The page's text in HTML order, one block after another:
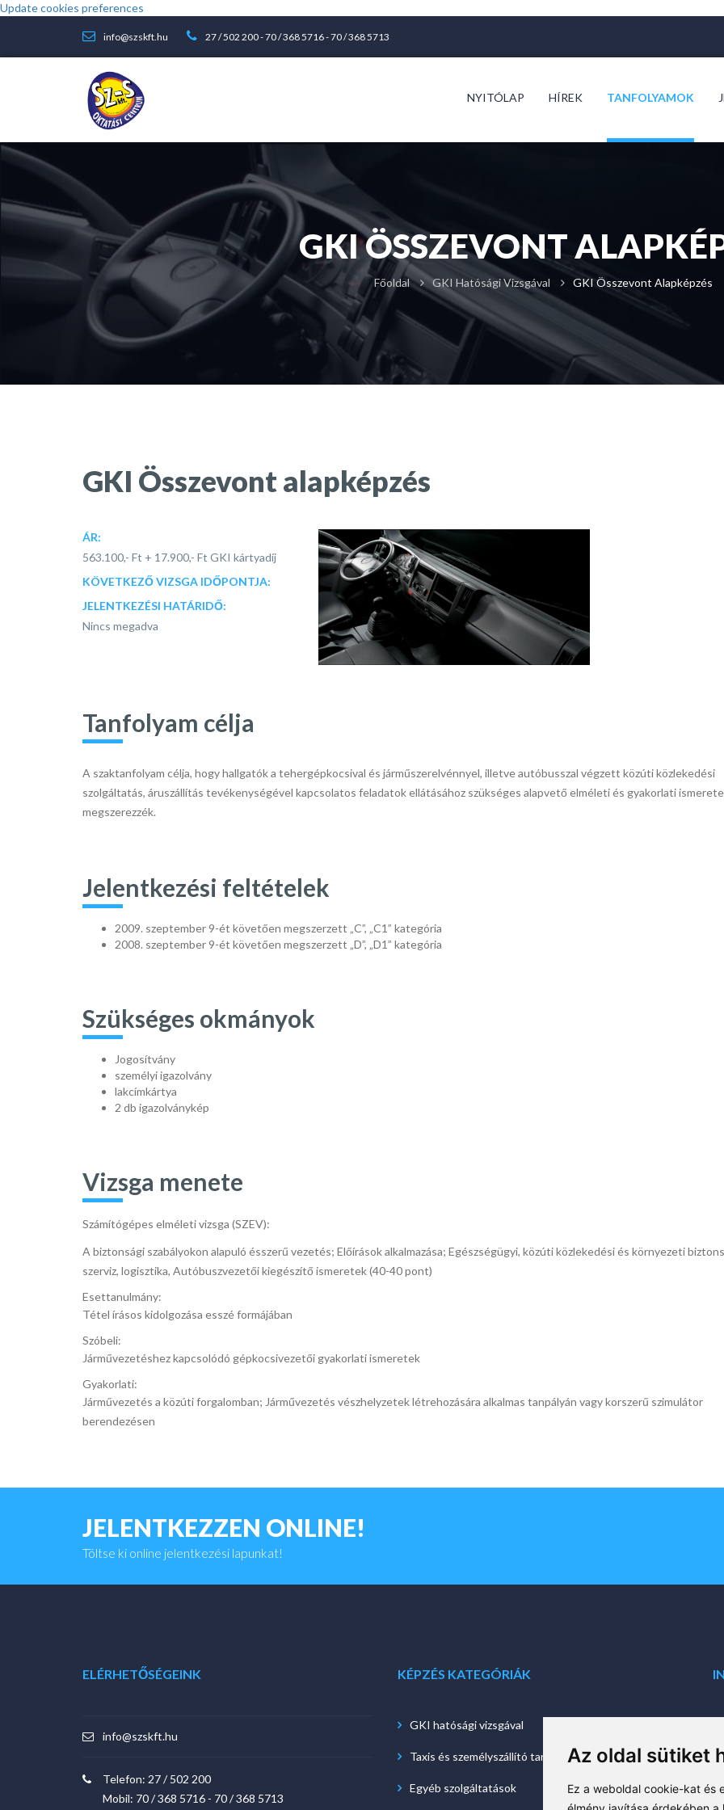
Az oldal sütiket
Ez a weboldal cookie-kat és
Update cookies preferences
info@szskft.hu 27 / 502 200-70 / 368 5716-70 / 368 5713
NYITÓLAP HÍREK TANFOLYAMOK
GKI ÖSSZEVONT
Főoldal GKI Hatósági Vizsgával GKI Összevont Alapképzés
GKI Összevont alapképzés
ÁR:
563.100,- Ft + 17.900,- Ft GKI kártyadíj
KÖVETKEZŐ VIZSGA IDŐPONTJA:
JELENTKEZÉSI HATÁRIDŐ:
Nincs megadva
Tanfolyam célja
A szaktanfolyam célja, hogy hallgatók a tehergépkocsival és járműszerelvénnyel, illetve autóbusszal végzett közúti közlekedési
szolgáltatás, áruszállítás tevékenységével kapcsolatos feladatok ellátásához szükséges alapvető elméleti és gyakorlati
megszerezzék.
Jelentkezési feltételek
2009. szeptember 9-ét követően megszerzett „C”, „C1” kategória
2008. szeptember 9-ét követően megszerzett „D”, „D1” kategória
Szükséges okmányok
Jogosítvány
személyi igazolvány
lakcímkártya
2 db igazolványkép
Vizsga menete
Számítógépes elméleti vizsga (SZEV):
A biztonsági szabályokon alapuló ésszerű vezetés; Előírások alkalmazása; Egészségügyi, közúti közlekedési és környezeti
szerviz, logisztika, Autóbuszvezetői kiegészítő ismeretek (40-40 pont)
Esettanulmány:
Tétel írásos kidolgozása esszé formájában
Szóbeli:
Járművezetéshez kapcsolódó gépkocsivezetői gyakorlati ismeretek
Gyakorlati:
Járművezetés a közúti forgalomban; Járművezetés vészhelyzetek létrehozására alkalmas tanpályán vagy korszerű szimulátor
berendezésen
JELENTKEZZEN ONLINE!
Töltse ki online jelentkezési lapunkat!
ELÉRHETŐSÉGEINK
info@szskft.hu
Telefon: 27 / 502 200
Mobil: 70 / 368 5716 - 70 / 368 5713
KÉPZÉS KATEGÓRIÁK
GKI hatósági vizsgával
Taxis és személyszállító tanfolyam
Egyéb szolgáltatások